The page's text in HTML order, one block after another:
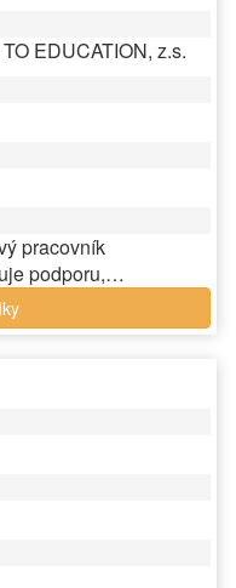
EDUCATION, z.s.
pracovník
podporu,…